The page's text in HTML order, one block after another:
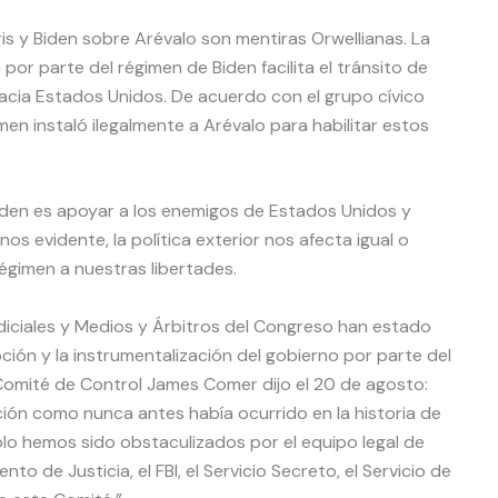
y Biden sobre Arévalo son mentiras Orwellianas. La
parte del régimen de Biden facilita el tránsito de
Estados Unidos. De acuerdo con el grupo cívico
instaló ilegalmente a Arévalo para habilitar estos
es apoyar a los enemigos de Estados Unidos y
evidente, la política exterior nos afecta igual o
a nuestras libertades.
y Medios y Árbitros del Congreso han estado
y la instrumentalización del gobierno por parte del
de Control James Comer dijo el 20 de agosto:
como nunca antes había ocurrido en la historia de
hemos sido obstaculizados por el equipo legal de
de Justicia, el FBI, el Servicio Secreto, el Servicio de